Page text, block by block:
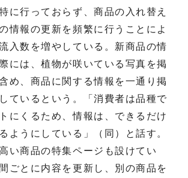
に行っておらず、商品の入れ替え
情報の更新を頻繁に行うことによ
入数を増やしている。新商品の情
には、植物が咲いている写真を掲
め、商品に関する情報を一通り掲
ているという。「消費者は品種で
にくるため、情報は、できるだけ
ようにしている」（同）と話す。
い商品の特集ページも設けてい
ごとに内容を更新し、別の商品を